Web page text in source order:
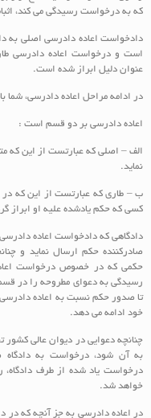
که به درخواست رسیدگی می کند،
دادخواست اعاده دادرسی اصلی به
است و درخواست اعاده دادرسی
عنوان دلیل ابراز شده است.
در ادامه مراحل اعاده دادرسی، شما
اعاده دادرسی بر دو قسم است :
الف – اصلی که عبارتست از این که
نماید.
ب – طاری که عبارتست از این که در
کسی که حکم یادشده علیه او ابراز
دادگاهی که دادخواست اعاده
صادرکننده حکم ارسال نماید و
حکمی که در خصوص درخواست
رسیدگی به دعوای مطروحه را در
تا صدور حکم نسبت به اعاده
خود ادامه می دهد.
چنانچه دعوایی در دیوان عالی
به آن شود، درخواست به
درخواست یاد شده از طرف
خواهد شد.
در اعاده دادرسی به جز آنچه که